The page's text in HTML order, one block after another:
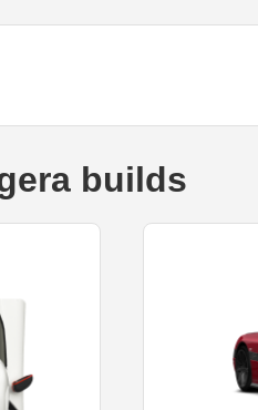
builds